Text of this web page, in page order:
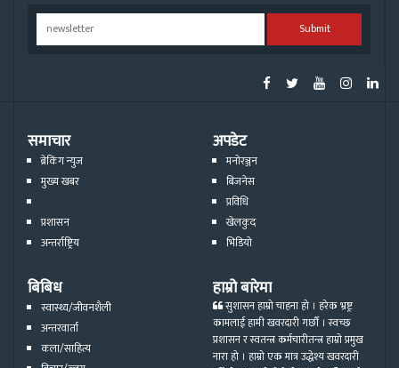
Submit
समाचार
ब्रेकिंग न्युज
मुख्य खबर
प्रशासन
अन्तर्राष्ट्रिय
अपडेट
मनोरञ्जन
बिजनेस
प्रविधि
खेलकुद
भिडियो
बिबिध
स्वास्थ्य/जीवनशैली
अन्तरवार्ता
कला/साहित्य
हाम्रो बारेमा
सुशासन हाम्रो चाहना हो । हरेक भ्रष्ट्र
कामलाई हामी खवरदारी गर्छौ । स्वच्छ
प्रशासन र स्वतन्त्र कर्मचारीतन्त्र हाम्रो प्रमुख
नारा हो । हाम्रो एक मात्र उद्धेश्य खवरदारी